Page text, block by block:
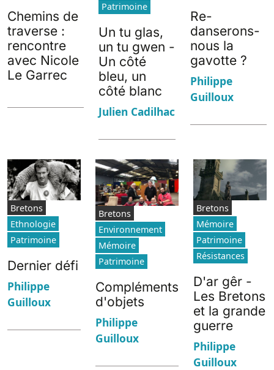
Chemins de
traverse :
rencontre
avec Nicole
Le Garrec
Patrimoine
Un tu glas,
un tu gwen -
Un côté
bleu, un
côté blanc
Julien Cadilhac
Re-
danserons-
nous la
gavotte ?
Philippe
Guilloux
Bretons
Ethnologie
Patrimoine
Dernier défi
Philippe
Guilloux
Bretons
Environnement
Mémoire
Patrimoine
Compléments
d'objets
Philippe
Guilloux
Bretons
Mémoire
Patrimoine
Résistances
D'ar gêr -
Les Bretons
et la grande
guerre
Philippe
Guilloux